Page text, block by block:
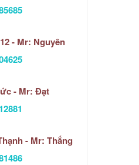
- Mr: Nguyên
- Mr: Đạt
- Mr: Thắng